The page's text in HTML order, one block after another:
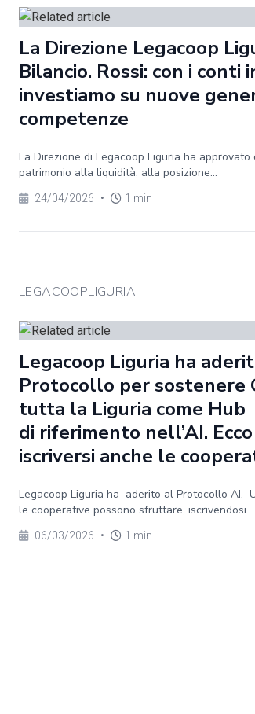
La Direzione Legacoop
Bilancio. Rossi: con i conti
investiamo su nuove
competenze
La Direzione di Legacoop Liguria ha
patrimonio alla liquidità, alla posizione...
24/04/2026 • 1 min
LEGACOOPLIGURIA
Legacoop Liguria ha
Protocollo per sostenere
tutta la Liguria come Hub
di riferimento nell’AI.
iscriversi anche le
Legacoop Liguria ha aderito al Protocollo AI.
le cooperative possono sfruttare, iscrivendosi...
06/03/2026 • 1 min